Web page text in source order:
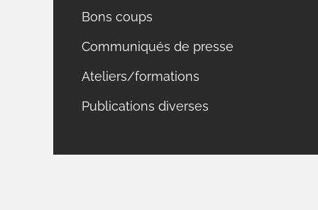
Bons coups
Communiqués de presse
Ateliers/formations
Publications diverses